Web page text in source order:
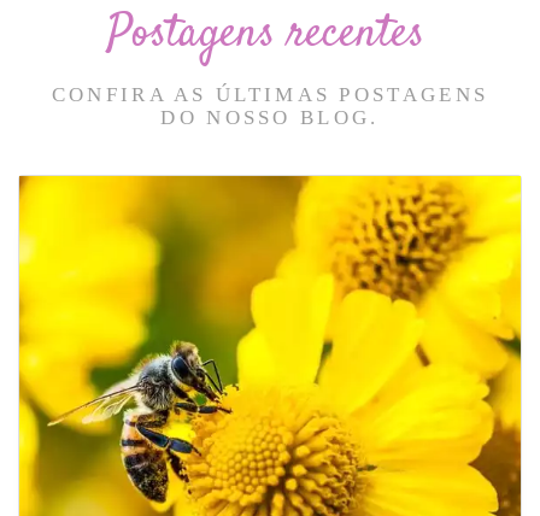
Postagens recentes
CONFIRA AS ÚLTIMAS POSTAGENS
DO NOSSO BLOG.